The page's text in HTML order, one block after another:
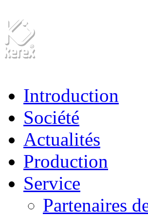
Introduction
Société
Actualités
Production
Service
Partenaires